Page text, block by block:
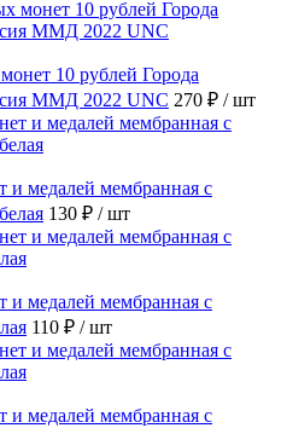
10 рублей Города
ММД 2022 UNC 270 ₽ / шт
и медалей мембранная с
130 ₽ / шт
и медалей мембранная с
110 ₽ / шт
и медалей мембранная с